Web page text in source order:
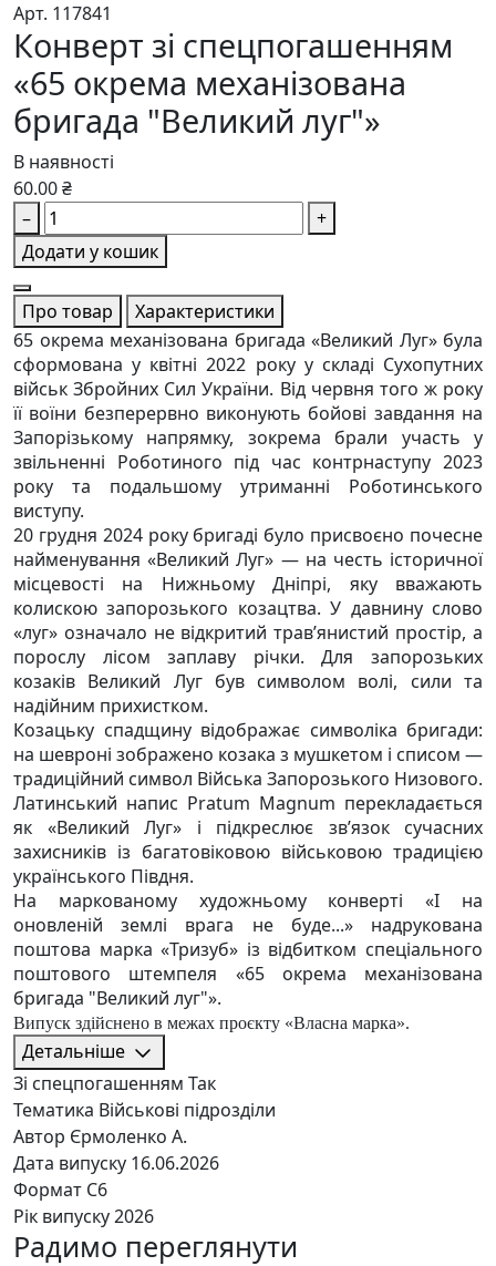
Арт. 117841
Конверт зі спецпогашенням
«65 окрема механізована
бригада "Великий луг"»
В наявності
60.00 ₴
–
+
Додати у кошик
Про товар
Характеристики
65 окрема механізована бригада «Великий Луг» була
сформована у квітні 2022 року у складі Сухопутних
військ Збройних Сил України. Від червня того ж року
її воїни безперервно виконують бойові завдання на
Запорізькому напрямку, зокрема брали участь у
звільненні Роботиного під час контрнаступу 2023
року та подальшому утриманні Роботинського
виступу.
20 грудня 2024 року бригаді було присвоєно почесне
найменування «Великий Луг» — на честь історичної
місцевості на Нижньому Дніпрі, яку вважають
колискою запорозького козацтва. У давнину слово
«луг» означало не відкритий трав’янистий простір, а
порослу лісом заплаву річки. Для запорозьких
козаків Великий Луг був символом волі, сили та
надійним прихистком.
Козацьку спадщину відображає символіка бригади:
на шевроні зображено козака з мушкетом і списом —
традиційний символ Війська Запорозького Низового.
Латинський напис Pratum Magnum перекладається
як «Великий Луг» і підкреслює зв’язок сучасних
захисників із багатовіковою військовою традицією
українського Півдня.
На маркованому художньому конверті «І на
оновленій землі врага не буде...» надрукована
поштова марка «Тризуб» із відбитком спеціального
поштового штемпеля «65 окрема механізована
бригада "Великий луг"».
Випуск здійснено в межах проєкту «Власна марка».
Детальніше
Зі спецпогашенням Так
Тематика Військові підрозділи
Автор Єрмоленко А.
Дата випуску 16.06.2026
Формат C6
Рік випуску2026
Радимо переглянути